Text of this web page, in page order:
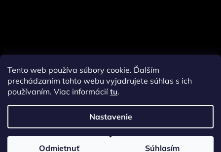
Tento web používa súbory cookie. Ďalším
prechádzaním tohto webu vyjadrujete súhlas s ich
používaním. Viac informáciítu.
Nastavenie
Odmietnuť Súhlasím
Vytvoril Shoptet
Adatelier